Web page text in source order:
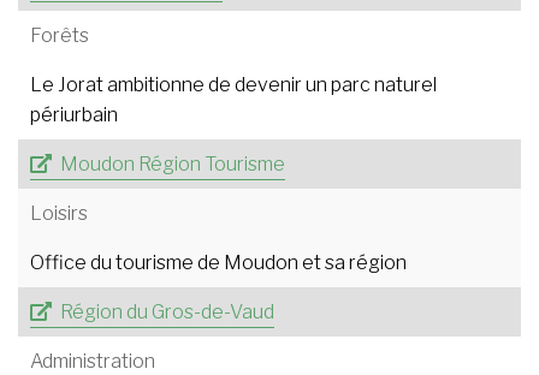
Forêts
Le Jorat ambitionne de devenir un parc naturel
périurbain
Moudon Région Tourisme
Loisirs
Office du tourisme de Moudon et sa région
Région du Gros-de-Vaud
Administration